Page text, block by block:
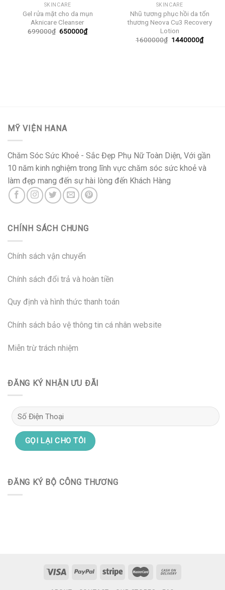
SKINCARE
Gel rửa mặt cho da mụn
Aknicare Cleanser
699000₫ Giá
650000₫Giá
hiện
SKINCARE
Nhũ tương phục hồi da tổn
thương Neova Cu3 Recovery
Lotion
1600000₫ Giá
1440000₫Giá
hiện
MỸ VIỆN HANA
Chăm Sóc Sức Khoẻ - Sắc Đẹp Phụ Nữ Toàn Diện, Với gần
10 năm kinh nghiệm trong lĩnh vực chăm sóc sức khoẻ và
làm đẹp mang đến sự hài lòng đến Khách Hàng
CHÍNH SÁCH CHUNG
Chính sách vận chuyển
Chính sách đổi trả và hoàn tiền
Quy định và hình thức thanh toán
Chính sách bảo vệ thông tin cá nhân website
Miễn trừ trách nhiệm
ĐĂNG KÝ NHẬN ƯU ĐÃI
ĐĂNG KÝ BỘ CÔNG THƯƠNG